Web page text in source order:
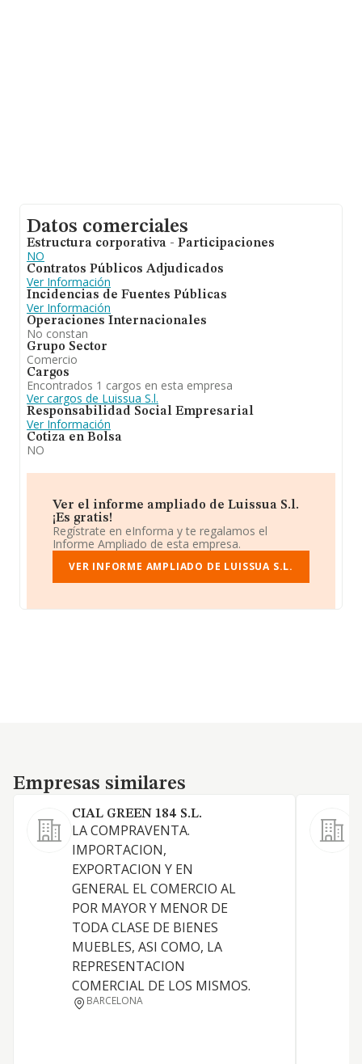
Datos comerciales
Estructura corporativa - Participaciones
NO
Contratos Públicos Adjudicados
Ver Información
Incidencias de Fuentes Públicas
Ver Información
Operaciones Internacionales
No constan
Grupo Sector
Comercio
Cargos
Encontrados 1 cargos en esta empresa
Ver cargos de Luissua S.l.
Responsabilidad Social Empresarial
Ver Información
Cotiza en Bolsa
NO
Ver el informe ampliado de Luissua S.l.
¡Es gratis!
Regístrate en eInforma y te regalamos el
Informe Ampliado de esta empresa.
VER INFORME AMPLIADO DE LUISSUA S.L.
Empresas similares
Empresas similares
CIAL GREEN 184 S.L.
LA COMPRAVENTA.
IMPORTACION,
EXPORTACION Y EN
GENERAL EL COMERCIO AL
POR MAYOR Y MENOR DE
TODA CLASE DE BIENES
MUEBLES, ASI COMO, LA
REPRESENTACION
COMERCIAL DE LOS MISMOS.
BARCELONA